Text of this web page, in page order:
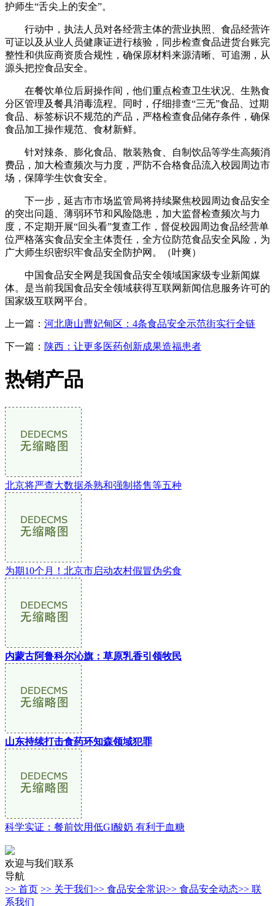
护师生“舌尖上的安全”。
行动中，执法人员对各经营主体的营业执照、食品经营许
可证以及从业人员健康证进行核验，同步检查食品进货台账完
整性和供应商资质合规性，确保原材料来源清晰、可追溯，从
源头把控食品安全。
在餐饮单位后厨操作间，他们重点检查卫生状况、生熟食
分区管理及餐具消毒流程。同时，仔细排查“三无”食品、过期
食品、标签标识不规范的产品，严格检查食品储存条件，确保
食品加工操作规范、食材新鲜。
针对辣条、膨化食品、散装熟食、自制饮品等学生高频消
费品，加大检查频次与力度，严防不合格食品流入校园周边市
场，保障学生饮食安全。
下一步，延吉市市场监管局将持续聚焦校园周边食品安全
的突出问题、薄弱环节和风险隐患，加大监督检查频次与力
度，不定期开展“回头看”复查工作，督促校园周边食品经营单
位严格落实食品安全主体责任，全方位防范食品安全风险，为
广大师生织密织牢食品安全防护网。（叶爽）
中国食品安全网是我国食品安全领域国家级专业新闻媒
体。是当前我国食品安全领域获得互联网新闻信息服务许可的
国家级互联网平台。
上一篇： 河北唐山曹妃甸区：4条食品安全示范街实行全链
下一篇： 陕西：让更多医药创新成果造福患者
热销产品
北京将严查大数据杀熟和强制搭售等五种
为期10个月！北京市启动农村假冒伪劣食
内蒙古阿鲁科尔沁旗：草原乳香引领牧民
山东持续打击食药环知森领域犯罪
科学实证：餐前饮用低GI酸奶 有利于血糖
欢迎与我们联系
导航
>> 首页 >> 关于我们>> 食品安全常识>> 食品安全动态>> 联
系我们